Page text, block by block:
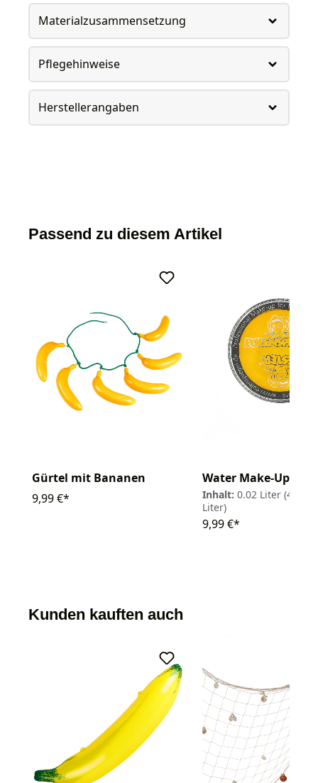
Materialzusammensetzung
Pflegehinweise
Herstellerangaben
Passend zu diesem Artikel
Gürtel mit Bananen
9,99 €*
Water Make-Up
Inhalt: 0.02 Liter
Liter)
9,99 €*
Kunden kauften auch